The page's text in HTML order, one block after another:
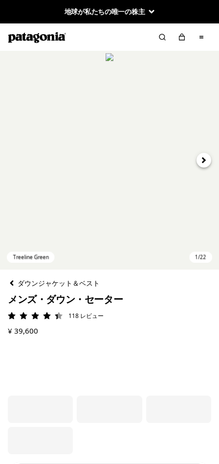
地球が私たちの唯一の株主
次へ
ダウンジャケット＆ベスト
メンズ・ダウン・セーター
評価: 4.3 / 5118 レビュー
¥ 39,600